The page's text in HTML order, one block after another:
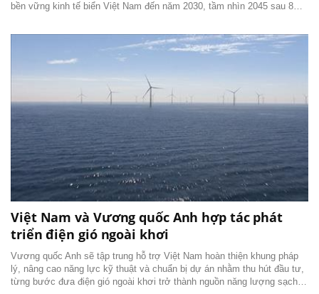
bền vững kinh tế biển Việt Nam đến năm 2030, tầm nhìn 2045 sau 8
nghiệp hiện đại, xanh và có giá trị gia...
Việt Nam và Vương quốc Anh hợp tác phát
triển điện gió ngoài khơi
Vương quốc Anh sẽ tập trung hỗ trợ Việt Nam hoàn thiện khung pháp
lý, nâng cao năng lực kỹ thuật và chuẩn bị dự án nhằm thu hút đầu tư,
từng bước đưa điện gió ngoài khơi trở thành nguồn năng lượng sạch,